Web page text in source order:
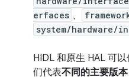
erfaces 、
system/hardware/
HIDL 和原生 HAL 可
们代表不同的主要版本